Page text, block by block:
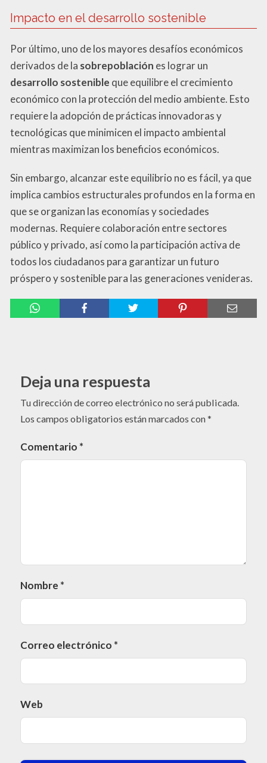
Impacto en el desarrollo sostenible
Por último, uno de los mayores desafíos económicos
derivados de la sobrepoblación es lograr un
desarrollo sostenible que equilibre el crecimiento
económico con la protección del medio ambiente. Esto
requiere la adopción de prácticas innovadoras y
tecnológicas que minimicen el impacto ambiental
mientras maximizan los beneficios económicos.
Sin embargo, alcanzar este equilibrio no es fácil, ya que
implica cambios estructurales profundos en la forma en
que se organizan las economías y sociedades
modernas. Requiere colaboración entre sectores
público y privado, así como la participación activa de
todos los ciudadanos para garantizar un futuro
próspero y sostenible para las generaciones venideras.
Deja una respuesta
Tu dirección de correo electrónico no será publicada.
Los campos obligatorios están marcados con*
Comentario *
Nombre *
Correo electrónico *
Web